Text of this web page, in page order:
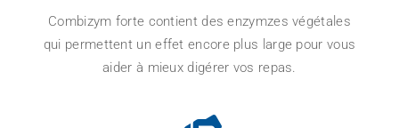
Combizym forte contient des enzymzes végétales
qui permettent un effet encore plus large pour vous
aider à mieux digérer vos repas.